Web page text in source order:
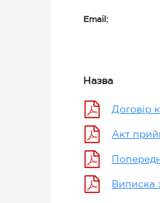
Email:
Назва
Договір
Акт
Виписка